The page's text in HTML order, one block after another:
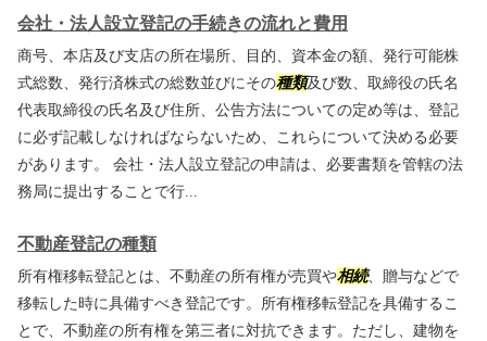
会社・法人設立登記の手続きの流れと費用
商号、本店及び支店の所在場所、目的、資本金の額、発行可能株
式総数、発行済株式の総数並びにその種類及び数、取締役の氏名
代表取締役の氏名及び住所、公告方法についての定め等は、登記
に必ず記載しなければならないため、これらについて決める必要
があります。 会社・法人設立登記の申請は、必要書類を管轄の法
務局に提出することで行...
不動産登記の種類
所有権移転登記とは、不動産の所有権が売買や相続、贈与などで
移転した時に具備すべき登記です。所有権移転登記を具備するこ
とで、不動産の所有権を第三者に対抗できます。ただし、建物を